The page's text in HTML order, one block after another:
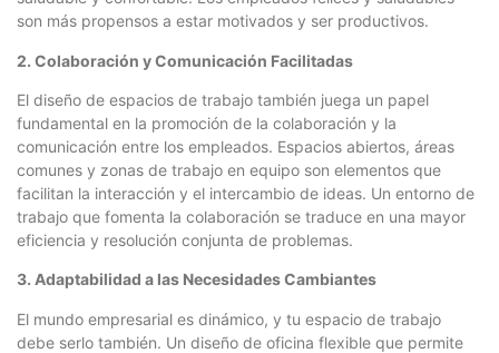
son más propensos a estar motivados y ser productivos.
2. Colaboración y Comunicación Facilitadas
El diseño de espacios de trabajo también juega un papel
fundamental en la promoción de la colaboración y la
comunicación entre los empleados. Espacios abiertos, áreas
comunes y zonas de trabajo en equipo son elementos que
facilitan la interacción y el intercambio de ideas. Un entorno de
trabajo que fomenta la colaboración se traduce en una mayor
eficiencia y resolución conjunta de problemas.
3. Adaptabilidad a las Necesidades Cambiantes
El mundo empresarial es dinámico, y tu espacio de trabajo
debe serlo también. Un diseño de oficina flexible que permite